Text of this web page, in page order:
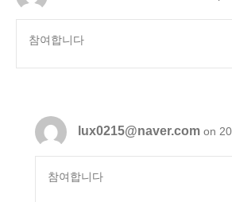
참여합니다
lux0215@naver.com on
참여합니다